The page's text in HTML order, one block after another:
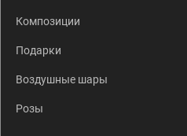
Композиции
Подарки
Воздушные шары
Розы